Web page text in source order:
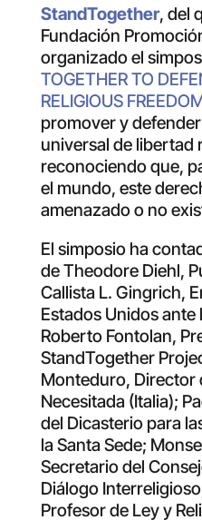
StandTogether, del
Fundación
organizado el
TOGETHER TO
RELIGIOUS
promover y
universal de libertad
reconociendo que,
el mundo, este
amenazado o no
El simposio ha
de Theodore Diehl,
Callista L. Gingrich,
Estados Unidos ante
Roberto Fontolan,
StandTogether
Monteduro, Director
Necesitada (Italia);
del Dicasterio para
la Santa Sede;
Secretario del
Diálogo
Profesor de Ley y